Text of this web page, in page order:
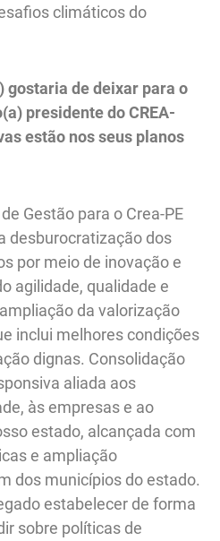
climáticos do
gostaria de deixar para o
presidente do CREA-
estão nos seus planos
Gestão para o Crea-PE
desburocratização dos
por meio de inovação e
agilidade, qualidade e
da valorização
inclui melhores condições
dignas. Consolidação
aliada aos
às empresas e ao
estado, alcançada com
e ampliação
dos municípios do estado.
estabelecer de forma
sobre políticas de